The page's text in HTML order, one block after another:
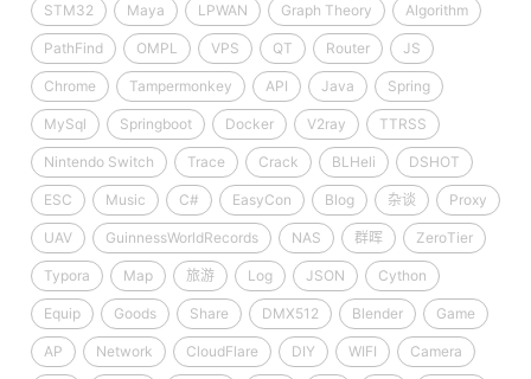
STM32 Maya LPWAN Graph Theory Algorithm
PathFind OMPL VPS QT Router JS
Chrome Tampermonkey API Java Spring
MySql Springboot Docker V2ray TTRSS
Nintendo Switch Trace Crack BLHeli DSHOT
ESC Music C# EasyCon Blog 杂谈 Proxy
UAV GuinnessWorldRecords NAS 群晖 ZeroTier
Typora Map 旅游 Log JSON Cython
Equip Goods Share DMX512 Blender Game
AP Network CloudFlare DIY WIFI Camera